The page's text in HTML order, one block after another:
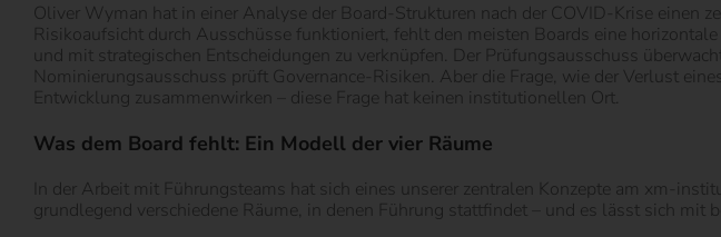
Oliver Wyman hat in einer Analyse der Board-Strukturen nach der COVID-Krise einen
Risikoaufsicht durch Ausschüsse funktioniert, fehlt den meisten Boards eine
und mit strategischen Entscheidungen zu verknüpfen. Der Prüfungsausschuss
Nominierungsausschuss prüft Governance-Risiken. Aber die Frage, wie der Verlust
Entwicklung zusammenwirken – diese Frage hat keinen institutionellen Ort.
Was dem Board fehlt: Ein Modell der vier Räume
In der Arbeit mit Führungsteams hat sich eines unserer zentralen Konzepte am xm-
grundlegend verschiedene Räume, in denen Führung stattfindet – und es lässt sich